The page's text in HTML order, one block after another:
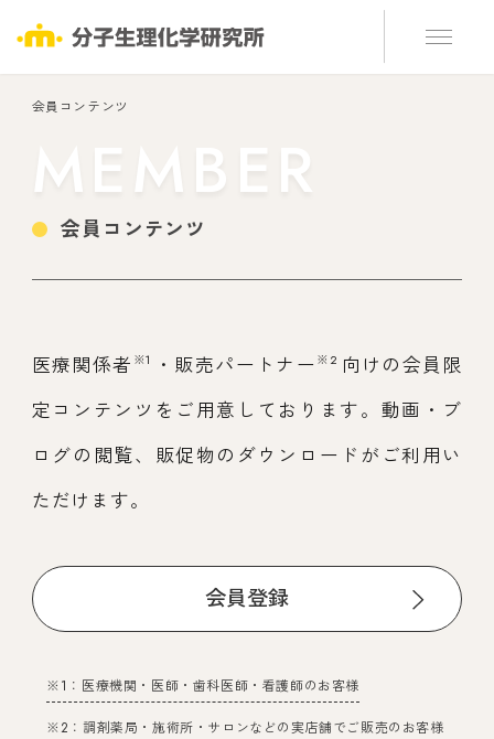
会員コンテンツ
MEMBER
会員コンテンツ
医療関係者 ※1 ・販売パートナー※2 向けの会員限
定コンテンツをご用意しております。動画・ブ
ログの閲覧、販促物のダウンロードがご利用い
ただけます。
会員登録
※1：医療機関・医師・歯科医師・看護師のお客様
※2：調剤薬局・施術所・サロンなどの実店舗でご販売のお客様